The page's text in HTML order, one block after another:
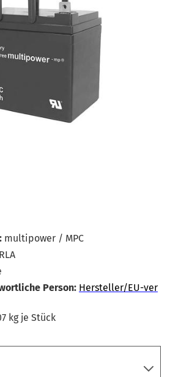
multipower / MPC
Person: Hersteller/EU-ver
kg je Stück